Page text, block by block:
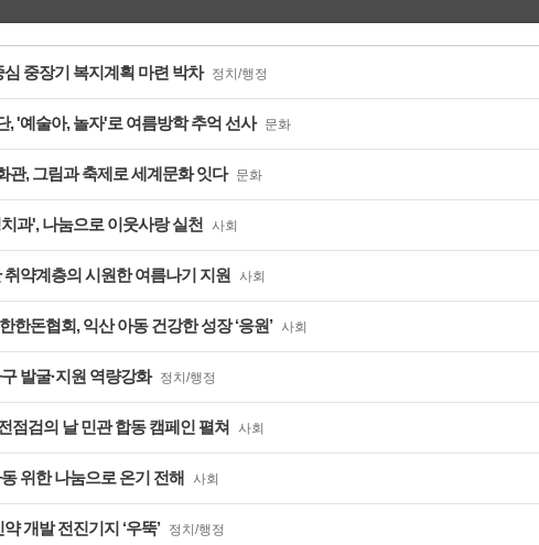
심 중장기 복지계획 마련 박차 정치/행정
, '예술아, 놀자'로 여름방학 추억 선사 문화
관, 그림과 축제로 세계문화 잇다 문화
과', 나눔으로 이웃사랑 실천 사회
취약계층의 시원한 여름나기 지원 사회
한돈협회, 익산 아동 건강한 성장 ‘응원’ 사회
발굴·지원 역량강화 정치/행정
점검의 날 민관 합동 캠페인 펼쳐 사회
위한 나눔으로 온기 전해 사회
개발 전진기지 ‘우뚝’ 정치/행정